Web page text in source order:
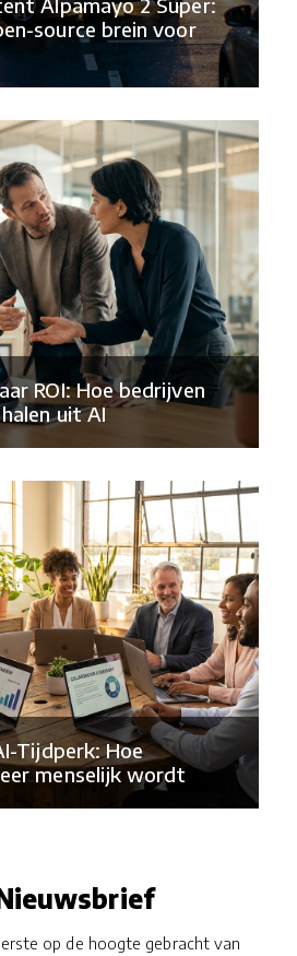
source brein voor
ROI: Hoe bedrijven
uit AI
Tijdperk: Hoe
menselijk wordt
op de hoogte gebracht van